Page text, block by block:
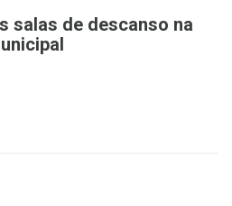
salas de descanso na